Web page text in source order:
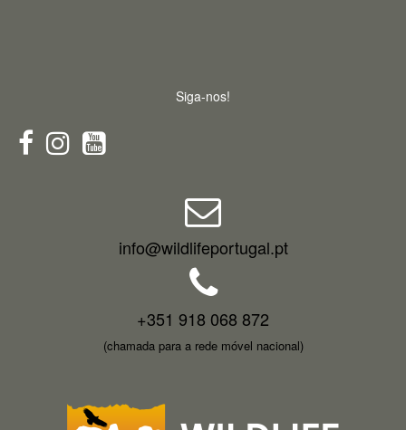
Siga-nos!
info@wildlifeportugal.pt
+351 918 068 872
(chamada para a rede móvel nacional)